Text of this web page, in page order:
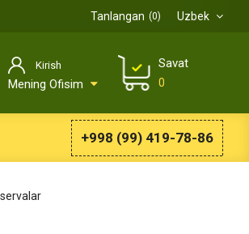
Uzbek
Tanlangan 0
Kirish
Mening Ofisim
Savat
0
+998 (99) 419-78-86